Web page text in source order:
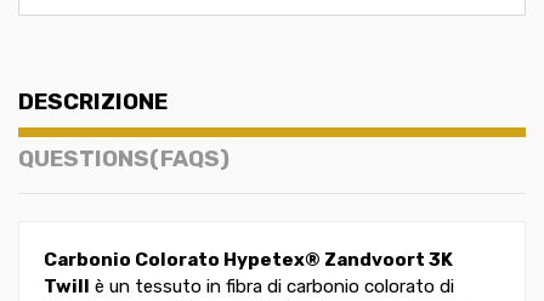
DESCRIZIONE
QUESTIONS(FAQS)
Carbonio Colorato Hypetex® Zandvoort 3K
Twill
è un tessuto in fibra di carbonio colorato di